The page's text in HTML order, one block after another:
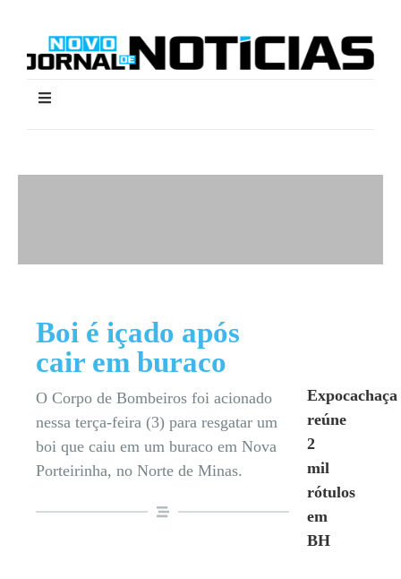
Boi é içado após
cair em buraco
O Corpo de Bombeiros foi acionado
nessa terça-feira (3) para resgatar um
boi que caiu em um buraco em Nova
Porteirinha, no Norte de Minas.
Expocachaça
reúne
2
mil
rótulos
em
BH